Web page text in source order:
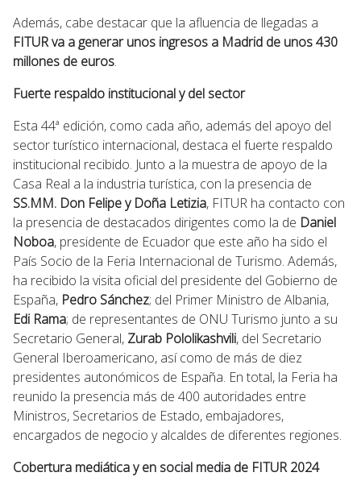
Además, cabe destacar que la afluencia de llegadas a
FITUR va a generar unos ingresos a Madrid de unos 430
millones de euros.
Fuerte respaldo institucional y del sector
Esta 44ª edición, como cada año, además del apoyo del
sector turístico internacional, destaca el fuerte respaldo
institucional recibido. Junto a la muestra de apoyo de la
Casa Real a la industria turística, con la presencia de
SS.MM. Don Felipe y Doña Letizia, FITUR ha contacto con
la presencia de destacados dirigentes como la de Daniel
Noboa, presidente de Ecuador que este año ha sido el
País Socio de la Feria Internacional de Turismo. Además,
ha recibido la visita oficial del presidente del Gobierno de
España, Pedro Sánchez; del Primer Ministro de Albania,
Edi Rama; de representantes de ONU Turismo junto a su
Secretario General, Zurab Pololikashvili, del Secretario
General Iberoamericano, así como de más de diez
presidentes autonómicos de España. En total, la Feria ha
reunido la presencia más de 400 autoridades entre
Ministros, Secretarios de Estado, embajadores,
encargados de negocio y alcaldes de diferentes regiones.
Cobertura mediática y en social media de FITUR 2024